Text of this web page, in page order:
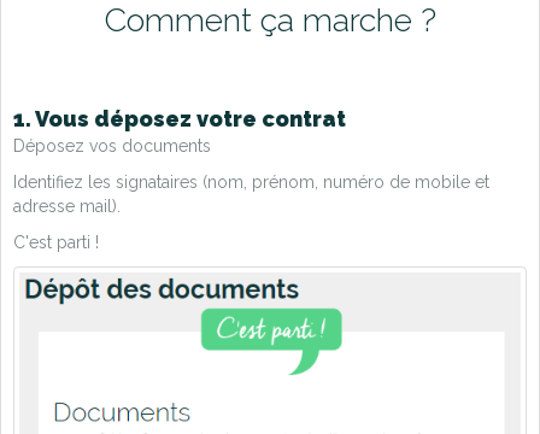
Comment ça marche ?
1. Vous déposez votre contrat
Déposez vos documents
Identifiez les signataires (nom, prénom, numéro de mobile et
adresse mail).
C'est parti !